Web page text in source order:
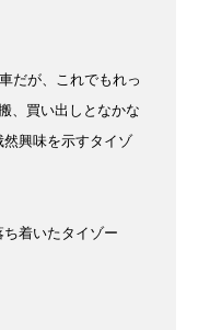
だが、これでもれっ
、買い出しとなかな
然興味を示すタイゾ
着いたタイゾー